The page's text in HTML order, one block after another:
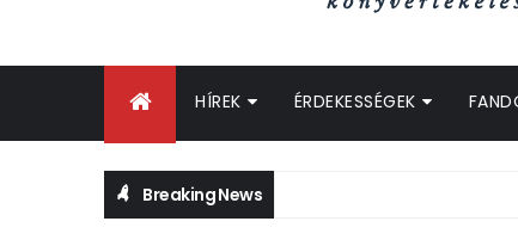
HÍREK ÉRDEKESSÉGEK
Breaking News